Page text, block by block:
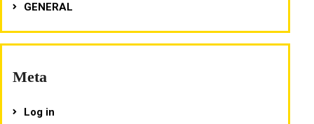
GENERAL
Meta
Log in